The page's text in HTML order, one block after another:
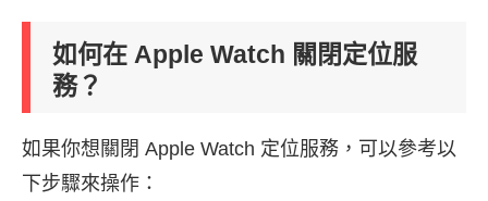
如何在 Apple Watch 關閉定位服
務？
如果你想關閉 Apple Watch 定位服務，可以參考以
下步驟來操作：